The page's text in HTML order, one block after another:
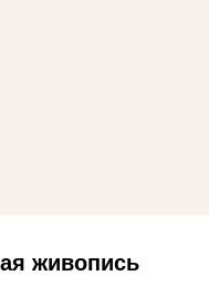
живопись